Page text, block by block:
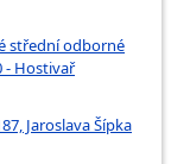
střední odborné
- Hostivař
Jaroslava Šípka